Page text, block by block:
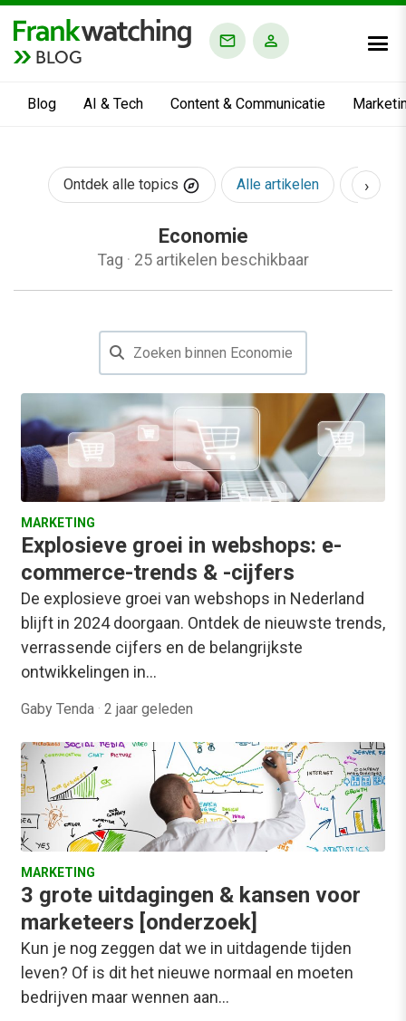
BLOG
Blog AI & Tech Content & Communicatie
Ontdek alle topics Alle artikelen AI &
›
Economie
Tag · 25 artikelen beschikbaar
MARKETING
Explosieve groei in webshops: e-
commerce-trends & -cijfers
De explosieve groei van webshops in Nederland
blijft in 2024 doorgaan. Ontdek de nieuwste trends,
verrassende cijfers en de belangrijkste
ontwikkelingen in…
Gaby Tenda · 2 jaar geleden
MARKETING
3 grote uitdagingen & kansen voor
marketeers [onderzoek]
Kun je nog zeggen dat we in uitdagende tijden
leven? Of is dit het nieuwe normaal en moeten
bedrijven maar wennen aan…